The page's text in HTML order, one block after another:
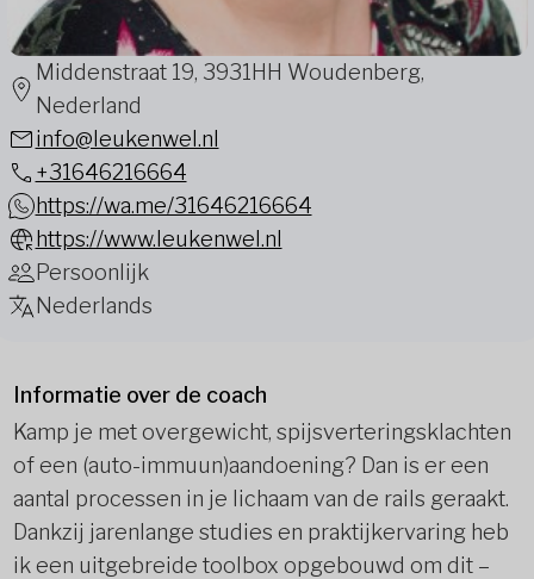
Middenstraat 19, 3931HH Woudenberg,
Nederland
info@leukenwel.nl
+31646216664
https://wa.me/31646216664
https://www.leukenwel.nl
Persoonlijk
Nederlands
Informatie over de coach
Kamp je met overgewicht, spijsverteringsklachten
of een (auto-immuun)aandoening? Dan is er een
aantal processen in je lichaam van de rails geraakt.
Dankzij jarenlange studies en praktijkervaring heb
ik een uitgebreide toolbox opgebouwd om dit –